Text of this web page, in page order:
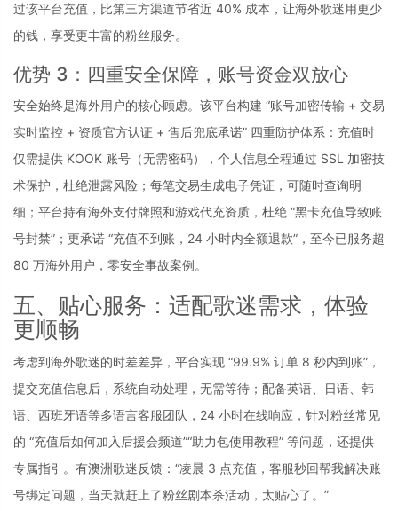
过该平台充值，比第三方渠道节省近 40% 成本，让海外歌迷用更少
的钱，享受更丰富的粉丝服务。
优势 3：四重安全保障，账号资金双放心
安全始终是海外用户的核心顾虑。该平台构建 “账号加密传输 + 交易
实时监控 + 资质官方认证 + 售后兜底承诺” 四重防护体系：充值时
仅需提供 KOOK 账号（无需密码），个人信息全程通过 SSL 加密技
术保护，杜绝泄露风险；每笔交易生成电子凭证，可随时查询明
细；平台持有海外支付牌照和游戏代充资质，杜绝 “黑卡充值导致账
号封禁”；更承诺 “充值不到账，24 小时内全额退款”，至今已服务超
80 万海外用户，零安全事故案例。
五、贴心服务：适配歌迷需求，体验
更顺畅
考虑到海外歌迷的时差差异，平台实现 “99.9% 订单 8 秒内到账”，
提交充值信息后，系统自动处理，无需等待；配备英语、日语、韩
语、西班牙语等多语言客服团队，24 小时在线响应，针对粉丝常见
的 “充值后如何加入后援会频道”“助力包使用教程” 等问题，还提供
专属指引。有澳洲歌迷反馈：“凌晨 3 点充值，客服秒回帮我解决账
号绑定问题，当天就赶上了粉丝剧本杀活动，太贴心了。”